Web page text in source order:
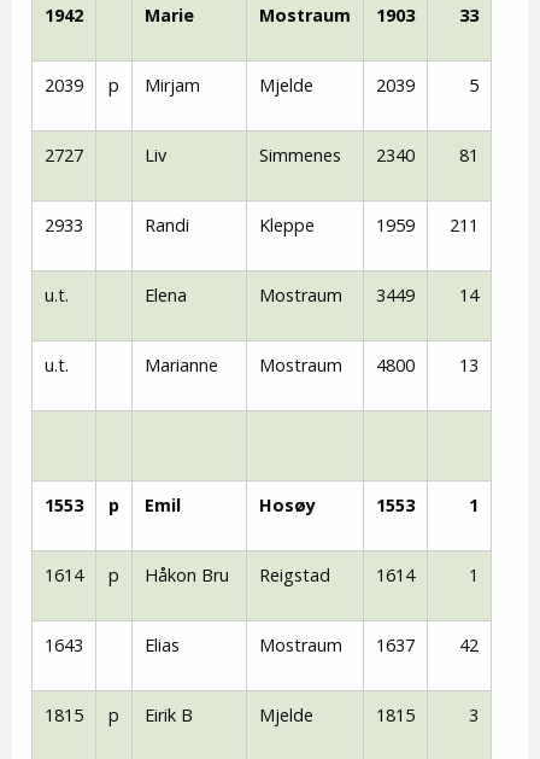
1942 Marie Mostraum 1903 33
2039 p Mirjam Mjelde 2039 5
2727 Liv Simmenes 2340 81
2933 Randi Kleppe 1959 211
u.t. Elena Mostraum 3449 14
u.t. Marianne Mostraum 4800 13
1553 p Emil Hosøy 1553 1
1614 p Håkon Bru Reigstad 1614 1
1643 Elias Mostraum 1637 42
1815 p Eirik B Mjelde 1815 3